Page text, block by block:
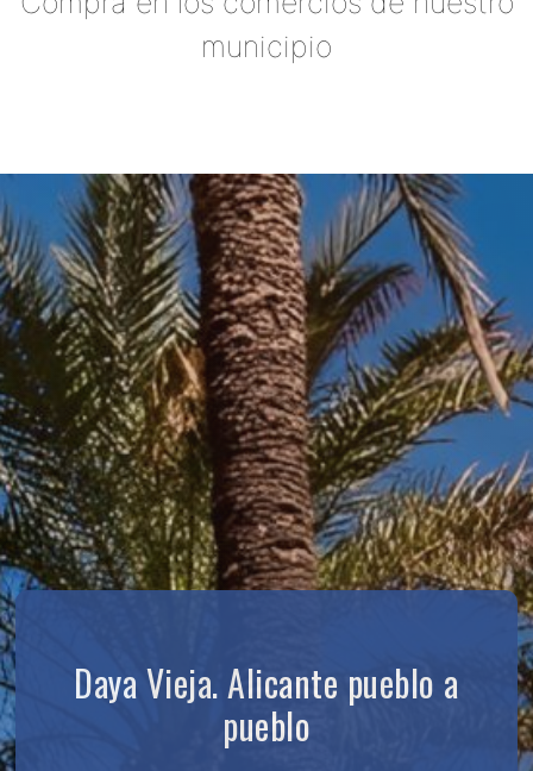
municipio
Daya Vieja. Alicante pueblo a
pueblo